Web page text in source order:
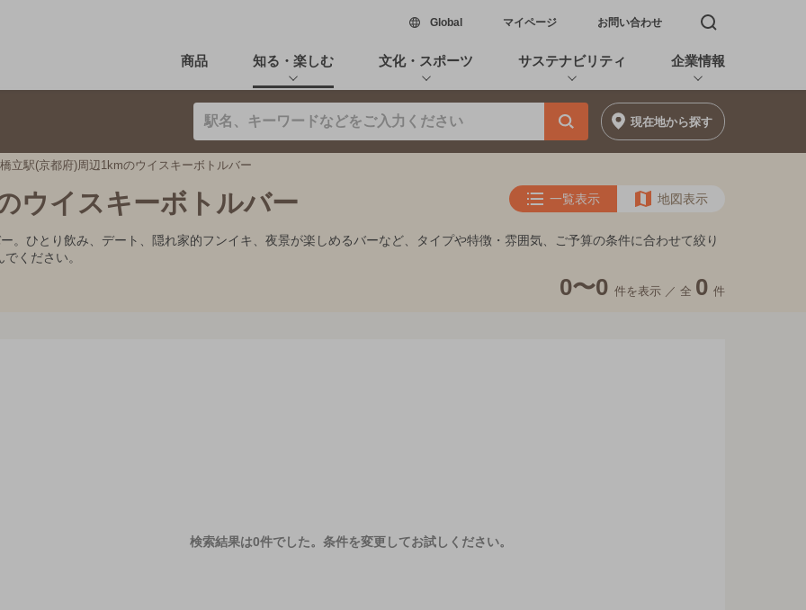
Global新しいウィンドウで開く
マイページ お問い合わせ 検索窓を開く
商品 知る・楽しむ 文化・スポーツ サステナビリティ 企業情報
現在地から探す
立駅(京都府)周辺1kmのウイスキーボトルバー
ウイスキーボトルバー 一覧表示 地図表示
。ひとり飲み、デート、隠れ家的フンイキ、夜景が楽しめるバーなど、タイプや特徴・雰囲気、ご予算の条件に合わせて絞り
ください。
0〜0 件を表示 ／ 全 0 件
検索結果は0件でした。 条件を変更してお試しください。